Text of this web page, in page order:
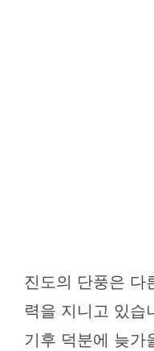
진도의 단풍은 다
력을 지니고 있습
기후 덕분에 늦가